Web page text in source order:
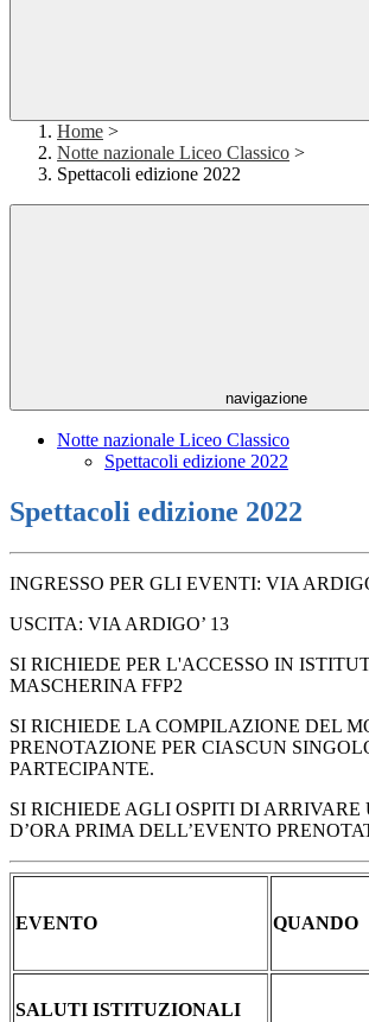
Home >
Notte nazionale Liceo Classico >
Spettacoli edizione 2022
navigazione
Notte nazionale Liceo Classico
Spettacoli edizione 2022
Spettacoli edizione 2022
INGRESSO PER GLI EVENTI: VIA
USCITA: VIA ARDIGO’ 13
SI RICHIEDE PER L'ACCESSO IN
MASCHERINA FFP2
SI RICHIEDE LA COMPILAZIONE DEL
PRENOTAZIONE PER CIASCUN
PARTECIPANTE.
SI RICHIEDE AGLI OSPITI DI ARRIVARE
D’ORA PRIMA DELL’EVENTO
EVENTO QUANDO
SALUTI ISTITUZIONALI